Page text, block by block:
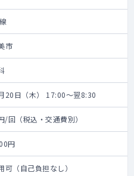
市
20日（木） 17:00～翌8:30
回（税込・交通費別）
円
可（自己負担なし）